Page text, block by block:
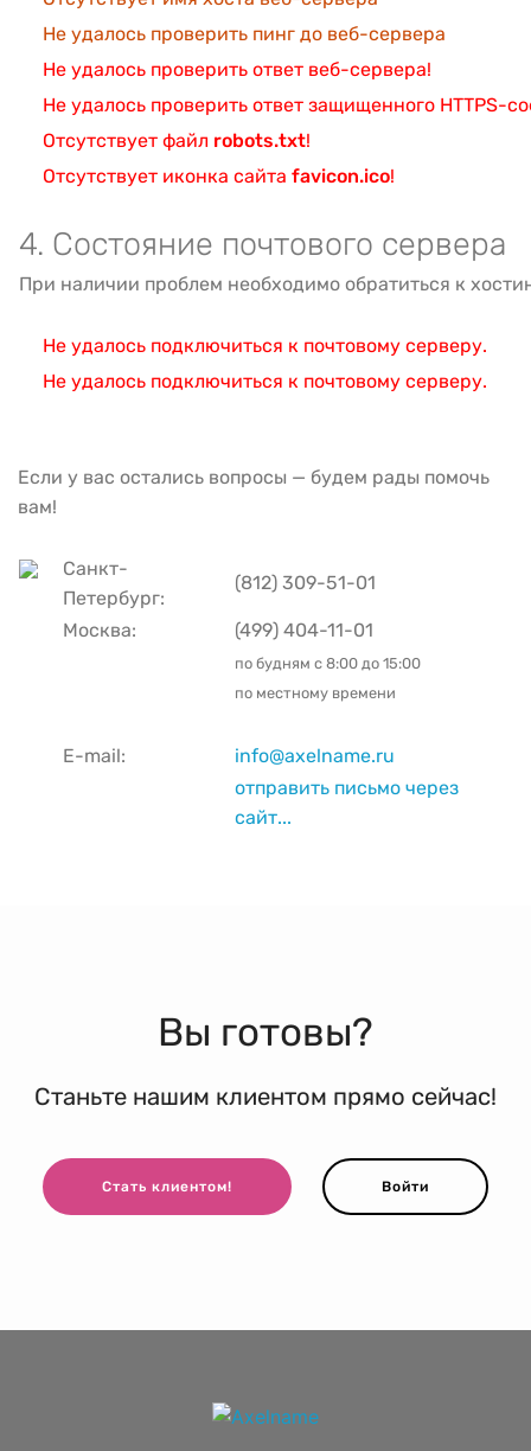
Не удалось проверить пинг до веб-сервера
Не удалось проверить ответ веб-сервера!
Не удалось проверить ответ защищенного HTTPS-
Отсутствует файл robots.txt!
Отсутствует иконка сайта favicon.ico!
4. Состояние почтового сервера
При наличии проблем необходимо обратиться к
Не удалось подключиться к почтовому серверу.
Не удалось подключиться к почтовому серверу.
Если у вас остались вопросы — будем рады помочь
вам!
Санкт-
Петербург:
(812) 309-51-01
Москва: (499) 404-11-01
по будням с 8:00 до 15:00
по местному времени
E-mail:
info@axelname.ru
отправить письмо через
сайт...
Вы готовы?
Станьте нашим клиентом прямо сейчас!
Стать клиентом! Войти